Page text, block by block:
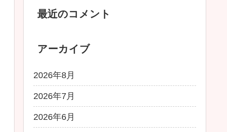
最近のコメント
アーカイブ
2026年8月
2026年7月
2026年6月